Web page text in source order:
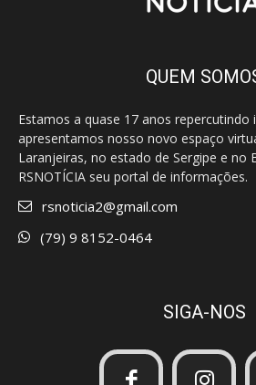
QUEM
Estamos a quase 17 anos
apresentamos nosso novo espaço
Laranjeiras, no estado de Sergipe e no
RSNOTÍCIA seu portal de informações.
rsnoticia2@gmail.com
(79) 9 8152-0464
SIGA-NOS